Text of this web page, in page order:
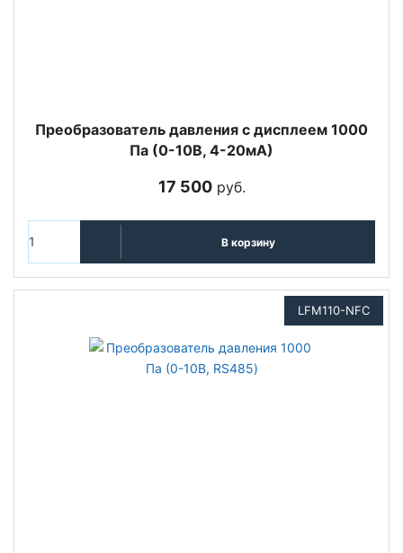
Преобразователь давления с дисплеем 1000
Па (0-10В, 4-20мА)
17 500руб.
В корзину
LFM110-NFC